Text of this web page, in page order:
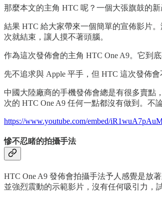
那麼本文的主角 HTC 呢？一個大張旗鼓的
結果 HTC 給大家帶來一個簡單的宣佈影片
次就結束，讓人摸不著頭腦。
作為這次發佈會的主角 HTC One A9。它到
先不追求與 Apple 平手，但 HTC 這次發佈
中國大陸廠商的手機發佈會總是有很多賣點
次的 HTC One A9 任何一點都沒有做到。不
https://www.youtube.com/embed/
慘不忍睹的拍攝手法
HTC One A9 發佈會拍攝手法予人感覺是放
並強烈震動的示範影片，沒有任何吸引力，